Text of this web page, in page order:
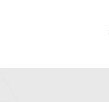
این چراغ با طراحی
و ساده روبرو می‌شوید،
کنار شکل خاص حباب آن